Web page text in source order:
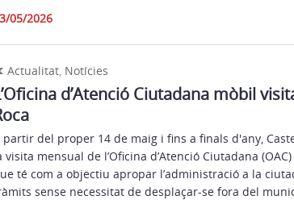
05/2026
Actualitat, Notícies
d’Atenció Ciutadana mòbil
partir del proper 14 de maig i fins a finals d'any,
visita mensual de l’Oficina d’Atenció Ciutadana
té com a objectiu apropar l’administració a la
sense necessitat de desplaçar-se fora del